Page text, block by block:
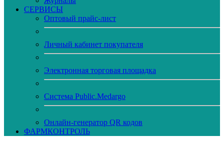
CЕРВИСЫ
Оптовый прайс-лист
Личный кабинет покупателя
Электронная торговая площадка
Система Public.Medargo
Онлайн-генератор QR кодов
ФАРМКОНТРОЛЬ